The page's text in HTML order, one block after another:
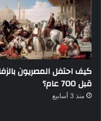
كيف احتفل المصريون
قبل 700 عام؟
منذ 3 أسابيع